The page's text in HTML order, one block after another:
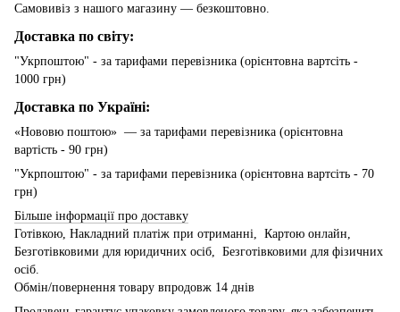
Самовивіз з нашого магазину — безкоштовно.
Доставка по світу:
"Укрпоштою" - за тарифами перевізника (орієнтовна вартсіть -
1000 грн)
Доставка по Україні:
«Нововю поштою» — за тарифами перевізника (орієнтовна
вартість - 90 грн)
"Укрпоштою" - за тарифами перевізника (орієнтовна вартсіть - 70
грн)
Більше інформації про доставку
Готівкою, Накладний платіж при отриманні, Картою онлайн,
Безготівковими для юридичних осіб, Безготівковими для фізичних
осіб.
Обмін/повернення товару впродовж 14 днів